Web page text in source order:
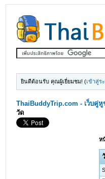
ยินดีต้อนรับ คุณผู้เยี่ยมชม! (เข้าสู่ร
ThaiBuddyTrip.com - เว็บคู่
วัด
ห